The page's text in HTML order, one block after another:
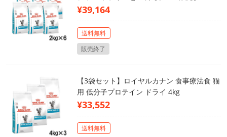
¥39,164
送料無料
販売終了
【3袋セット】ロイヤルカナン 食事療法食 猫
用 低分子プロテイン ドライ 4kg
¥33,552
送料無料